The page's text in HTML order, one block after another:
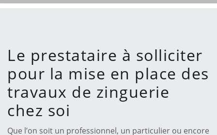
Le prestataire à solliciter
pour la mise en place des
travaux de zinguerie
chez soi
Que l’on soit un professionnel, un particulier ou encore